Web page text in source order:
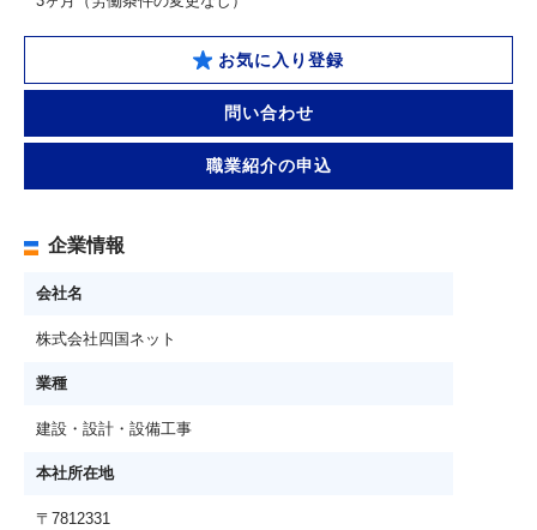
お気に入り登録
問い合わせ
職業紹介の申込
企業情報
会社名
株式会社四国ネット
業種
建設・設計・設備工事
本社所在地
〒7812331